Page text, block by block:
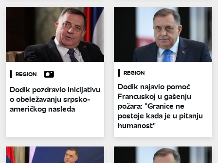
REGION
Dodik pozdravio inicijativu
o obeležavanju srpsko-
američkog nasleđa
REGION
Dodik najavio pomoć
Francuskoj u gašenju
požara: "Granice ne
postoje kada je u pitanju
humanost"